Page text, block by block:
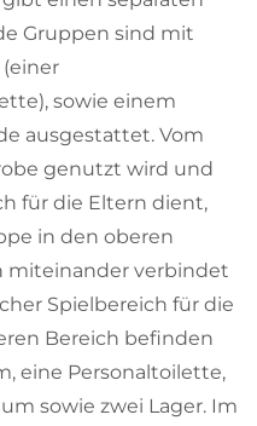
Gruppen sind mit
sowie einem
ausgestattet. Vom
genutzt wird und
für die Eltern dient,
in den oberen
miteinander verbindet
Spielbereich für die
Bereich befinden
eine Personaltoilette,
sowie zwei Lager. Im